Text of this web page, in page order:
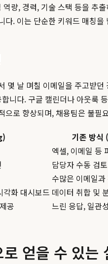
량, 경력, 기술 스택 등을 추
. 이는 단순한 키워드 매칭
몇 날 며칠 이메일을 주고받
니다. 구글 캘린더나 아웃룩
로 향상되며, 채용팀은 불필
기존 방식
엑셀, 이메일 등
담당자 수동 검
수많은 이메일
각화 대시보드 데이터 취합 및
공 느린 응답, 일관
얻을 수 있는